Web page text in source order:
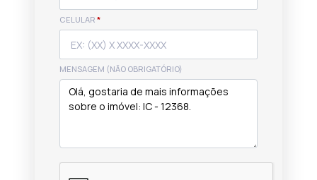
CELULAR *
MENSAGEM (NÃO OBRIGATÓRIO)